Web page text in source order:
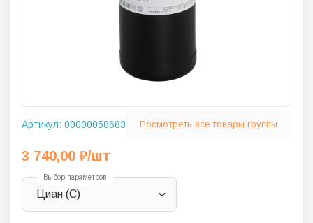
Артикул: 00000058683 Посмотреть все товары группы
3 740,00 ₽/шт
Выбор параметров
Циан (C)